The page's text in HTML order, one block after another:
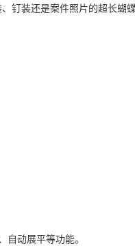
装还是案件照片的超长蝴
动展平等功能。